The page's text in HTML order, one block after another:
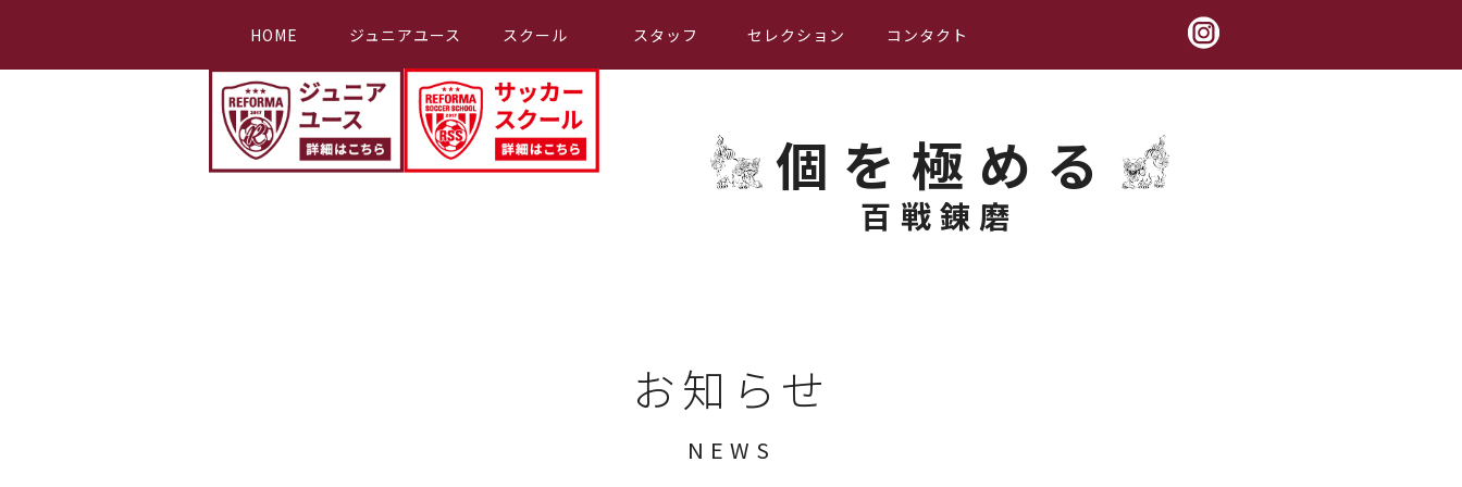
個を極める
百戦錬磨
HOME ジュニアユース スクール スタッフ セレクション コンタクト
お知らせ
NEWS